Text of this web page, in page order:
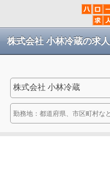
株式会社 小林冷蔵の求人